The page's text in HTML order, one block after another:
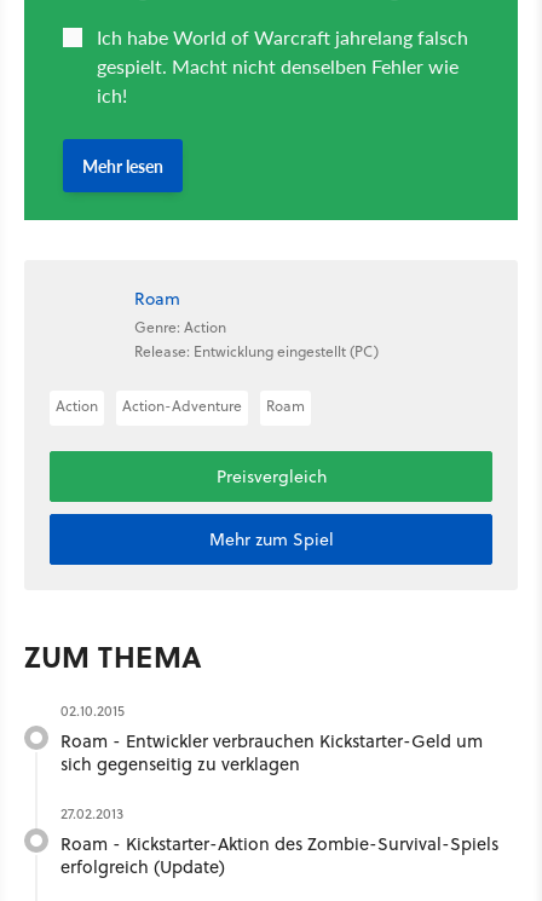
Roam
Genre: Action
Release: Entwicklung eingestellt (PC)
Action Action-Adventure Roam
Preisvergleich
Mehr zum Spiel
ZUM THEMA
02.10.2015
Roam - Entwickler verbrauchen Kickstarter-Geld um
sich gegenseitig zu verklagen
27.02.2013
Roam - Kickstarter-Aktion des Zombie-Survival-Spiels
erfolgreich (Update)